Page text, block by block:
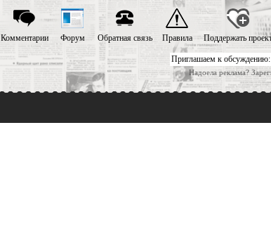
Приглашаем к обсуждению:
Надоела реклама?
Комментарии Форум Обратная связь Правила Поддержать